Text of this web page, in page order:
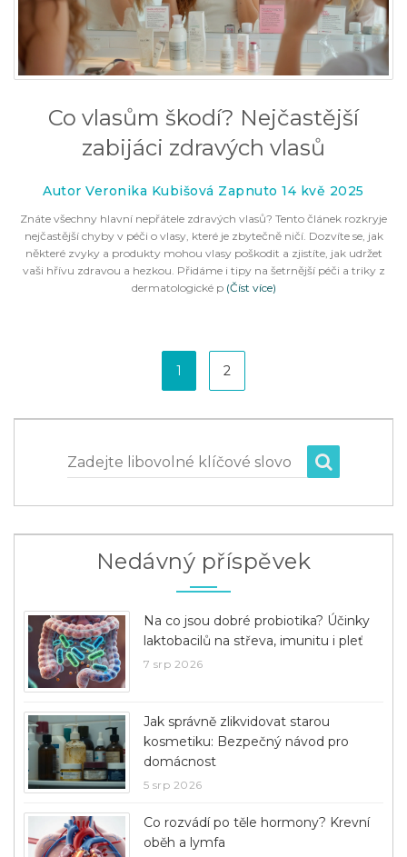
Co vlasům škodí? Nejčastější
zabijáci zdravých vlasů
Autor Veronika Kubišová Zapnuto 14 kvě 2025
Znáte všechny hlavní nepřátele zdravých vlasů? Tento článek rozkryje
nejčastější chyby v péči o vlasy, které je zbytečně ničí. Dozvíte se, jak
některé zvyky a produkty mohou vlasy poškodit a zjistíte, jak udržet
vaši hřívu zdravou a hezkou. Přidáme i tipy na šetrnější péči a triky z
dermatologické p (Číst více)
1 2
Zadejte libovolné klíčové slovo
Nedávný příspěvek
Na co jsou dobré probiotika? Účinky
laktobacilů na střeva, imunitu i pleť
7 srp 2026
Jak správně zlikvidovat starou
kosmetiku: Bezpečný návod pro
domácnost
5 srp 2026
Co rozvádí po těle hormony? Krevní
oběh a lymfa